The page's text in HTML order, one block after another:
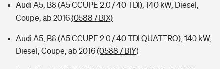
Audi A5, B8 (A5 COUPE 2.0 / 40 TDI), 140 kW, Diesel,
Coupe, ab 2016(0588 / BIX)
Audi A5, B8 (A5 COUPE 2.0 / 40 TDI QUATTRO), 140 kW,
Diesel, Coupe, ab 2016(0588 / BIY)